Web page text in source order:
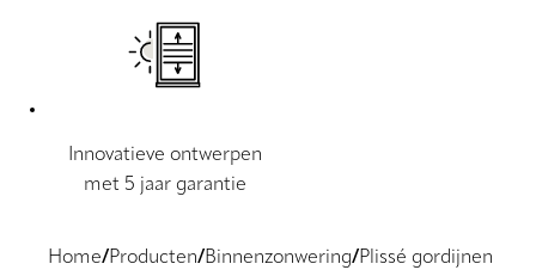
Innovatieve ontwerpen
met 5 jaar garantie
Home Producten Binnenzonwering Plissé gordijnen